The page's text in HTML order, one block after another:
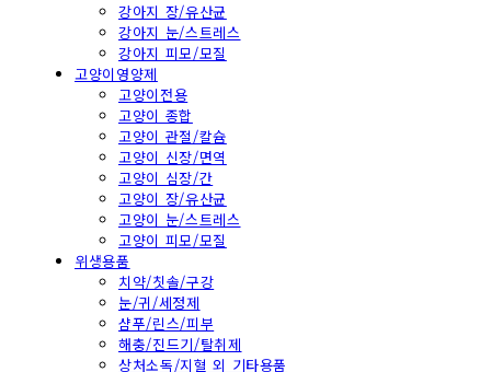
강아지 장/유산균
강아지 눈/스트레스
강아지 피모/모질
고양이영양제
고양이전용
고양이 종합
고양이 관절/칼슘
고양이 신장/면역
고양이 심장/간
고양이 장/유산균
고양이 눈/스트레스
고양이 피모/모질
위생용품
치약/칫솔/구강
눈/귀/세정제
샴푸/린스/피부
해충/진드기/탈취제
상처소독/지혈 외 기타용품